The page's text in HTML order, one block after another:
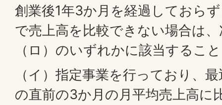
創業後1年3か月を経過しておら
で売上高を比較できない場合は
（ロ）のいずれかに該当するこ
（イ）指定事業を行っており、
の直前の3か月の月平均売上高に